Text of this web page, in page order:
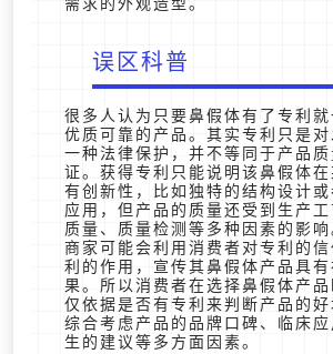
需求的外观造型。
误区科普
很多人认为只要鼻假体有了专利就
优质可靠的产品。其实专利只是对
一种法律保护，并不等同于产品
证。获得专利只能说明该鼻假体
有创新性，比如独特的结构设计
应用，但产品的质量还受到生产
质量、质量检测等多种因素的影响
商家可能会利用消费者对专利的信
利的作用，宣传其鼻假体产品具
果。所以消费者在选择鼻假体产品
仅依据是否有专利来判断产品的
综合考虑产品的品牌口碑、临床应
生的建议等多方面因素。